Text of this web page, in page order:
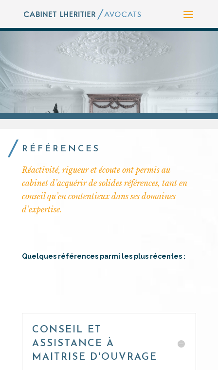
RÉFÉRENCES
Réactivité, rigueur et écoute ont permis au
cabinet d’acquérir de solides références, tant en
conseil qu’en contentieux dans ses domaines
d’expertise.
Quelques références parmi les plus récentes :
CONSEIL ET
ASSISTANCE À
MAITRISE D'OUVRAGE